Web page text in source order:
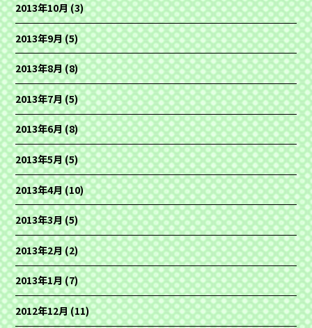
2013年10月(3)
2013年9月(5)
2013年8月(8)
2013年7月(5)
2013年6月(8)
2013年5月(5)
2013年4月(10)
2013年3月(5)
2013年2月(2)
2013年1月(7)
2012年12月(11)